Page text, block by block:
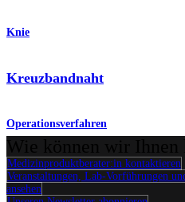
Knie
Kreuzbandnaht
Operationsverfahren
Medizinproduktberater:in kontaktieren
Veranstaltungen, Lab-Vorführungen
ansehen